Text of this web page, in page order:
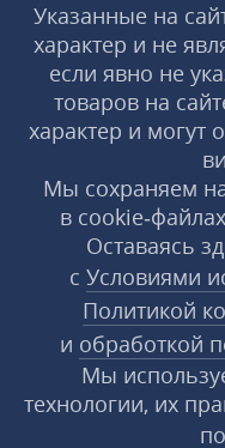
Указанные на
характер и не
если явно не
товаров на
характер и могут
Мы сохраняем
в
Оставаясь
с Условиями
Политикой
и обработкой
Мы
технологии, их